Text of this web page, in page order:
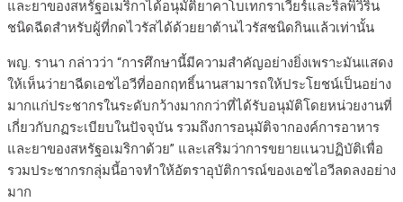
และยาของสหรัฐอเมริกาได้อนุมัติยาคาโบเทกราเวียร์และริลพิวิริน
ชนิดฉีดสำหรับผู้ที่กดไวรัสได้ด้วยยาต้านไวรัสชนิดกินแล้วเท่านั้น
พญ. รานา กล่าวว่า “การศึกษานี้มีความสำคัญอย่างยิ่งเพราะมันแสดง
ให้เห็นว่ายาฉีดเอชไอวีที่ออกฤทธิ์นานสามารถให้ประโยชน์เป็นอย่าง
มากแก่ประชากรในระดับกว้างมากกว่าที่ได้รับอนุมัติโดยหน่วยงานที่
เกี่ยวกับกฏระเบียบในปัจจุบัน รวมถึงการอนุมัติจากองค์การอาหาร
และยาของสหรัฐอเมริกาด้วย” และเสริมว่าการขยายแนวปฏิบัติเพื่อ
รวมประชากรกลุ่มนี้อาจทำให้อัตราอุบัติการณ์ของเอชไอวีลดลงอย่าง
มาก